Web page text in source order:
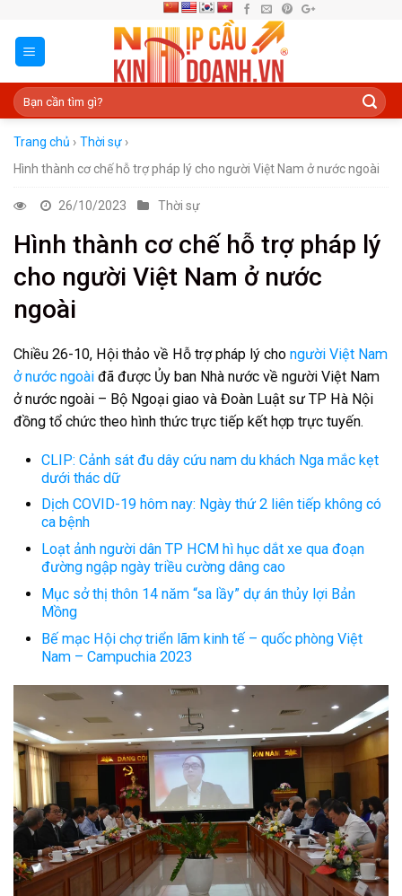
content
Trang chủ › Thời sự ›
Hình thành cơ chế hỗ trợ pháp lý cho người Việt Nam ở nước ngoài
26/10/2023 Thời sự
Hình thành cơ chế hỗ trợ pháp lý
cho người Việt Nam ở nước
ngoài
Chiều 26-10, Hội thảo về Hỗ trợ pháp lý cho người Việt Nam
ở nước ngoài đã được Ủy ban Nhà nước về người Việt Nam
ở nước ngoài – Bộ Ngoại giao và Đoàn Luật sư TP Hà Nội
đồng tổ chức theo hình thức trực tiếp kết hợp trực tuyến.
CLIP: Cảnh sát đu dây cứu nam du khách Nga mắc kẹt
dưới thác dữ
Dịch COVID-19 hôm nay: Ngày thứ 2 liên tiếp không có
ca bệnh
Loạt ảnh người dân TP HCM hì hục dắt xe qua đoạn
đường ngập ngày triều cường dâng cao
Mục sở thị thôn 14 năm “sa lầy” dự án thủy lợi Bản
Mồng
Bế mạc Hội chợ triển lãm kinh tế – quốc phòng Việt
Nam – Campuchia 2023